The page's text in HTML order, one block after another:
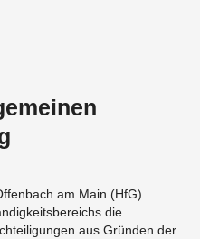
am Main (HfG)
die
aus Gründen der